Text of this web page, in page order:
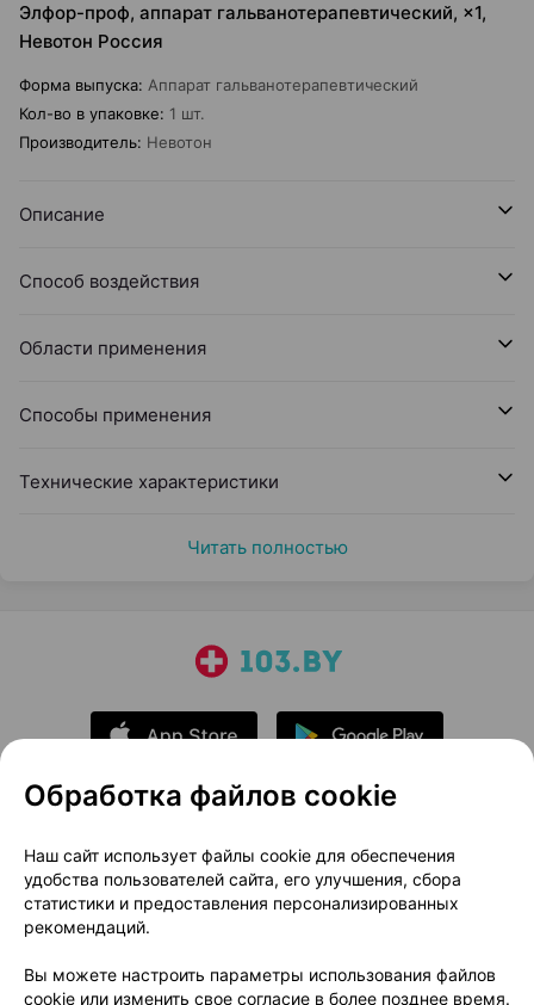
Элфор-проф, аппарат гальванотерапевтический, ×1,
Невотон Россия
Форма выпуска: Аппарат гальванотерапевтический
Кол-во в упаковке: 1 шт.
Производитель: Невотон
Описание
Способ воздействия
Области применения
Способы применения
Технические характеристики
Читать полностью
О проекте
Новости проекта
Размещение рекламы
Медицинский маркетинг
Публичный договор
Доставка
Способы оплаты
Вакансии Партнеры
Обработка файлов cookie
Наш сайт использует файлы cookie для обеспечения
удобства пользователей сайта, его улучшения, сбора
статистики и предоставления персонализированных
рекомендаций.
Вы можете настроить параметры использования файлов
cookie или изменить свое согласие в более позднее время.